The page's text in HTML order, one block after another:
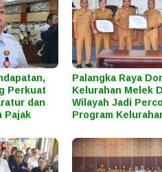
Perkuat
dan
Pajak
Palangka Raya
Kelurahan Melek
Wilayah Jadi
Program